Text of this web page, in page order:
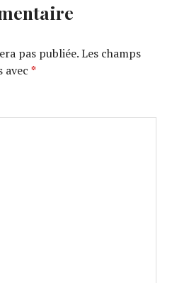
pas publiée. Les champs
avec*